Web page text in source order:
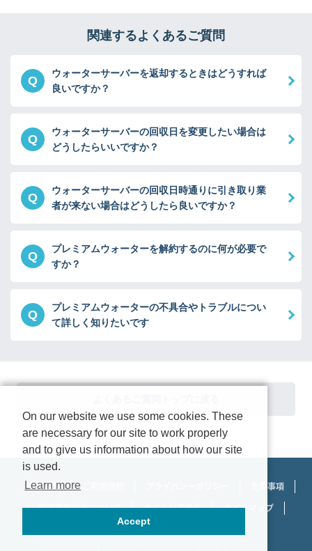
関連するよくあるご質問
Q
ウォーターサーバーを返却するときはどうすれば
良いですか？
Q
ウォーターサーバーの回収日を変更したい場合は
どうしたらいいですか？
Q
ウォーターサーバーの回収日時通りに引き取り業
者が来ない場合はどうしたら良いですか？
Q
プレミアムウォーターを解約するのに何が必要で
すか？
Q
プレミアムウォーターの不具合やトラブルについ
て詳しく知りたいです
企業情報
免責事項
特定商取引法について
サイト利用条件 サイトマップ
On our website we use some cookies. These
are necessary for our site to work properly
and to give us information about how our site
is used.
Learn more
Accept